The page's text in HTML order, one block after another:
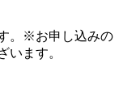
。※お申し込みの
います。